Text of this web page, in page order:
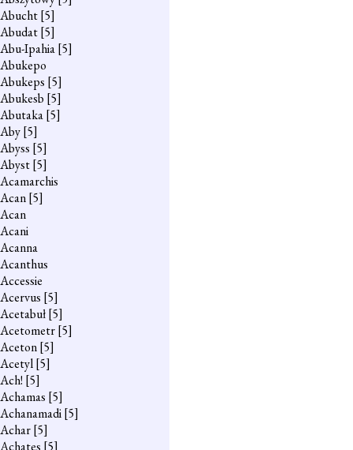
Abucht[5]
Abudat[5]
Abu-Ipahia[5]
Abukepo
Abukeps [5]
Abukesb [5]
Abutaka[5]
Aby[5]
Abyss [5]
Abyst[5]
Acamarchis
Acan[5]
Acan
Acani
Acanna
Acanthus
Accessie
Acervus [5]
Acetabuł[5]
Acetometr[5]
Aceton[5]
Acetyl[5]
Ach! [5]
Achamas [5]
Achanamadi[5]
Achar[5]
Achates [5]